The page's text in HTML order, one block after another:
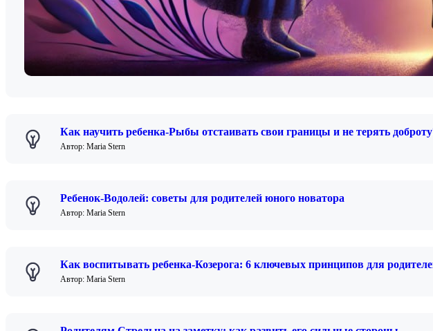
Как научить ребенка-Рыбы отстаивать свои границы и не терять
Автор: Maria Stern
Ребенок-Водолей: советы для родителей юного новатора
Автор: Maria Stern
Как воспитывать ребенка-Козерога: 6 ключевых принципов для
Автор: Maria Stern